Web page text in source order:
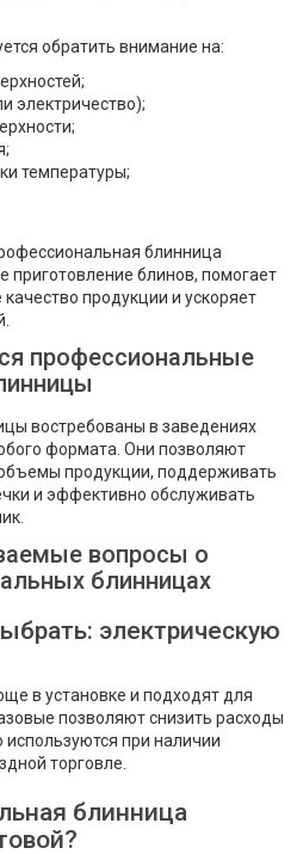
обратить внимание на:
электричество);
температуры;
блинница
приготовление блинов, помогает
продукции и ускоряет
профессиональные
востребованы в заведениях
формата. Они позволяют
продукции, поддерживать
и эффективно обслуживать
вопросы о
блинницах
электрическую
в установке и подходят для
позволяют снизить расходы
при наличии
торговле.
блинница